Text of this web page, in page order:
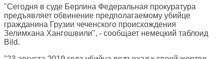
"Сегодня в суде Берлина Федеральная прокуратура
предъявляет обвинение предполагаемому убийце
гражданина Грузии чеченского происхождения
Зелимхана Хангошвили", - сообщает немецкий таблоид
Bild.